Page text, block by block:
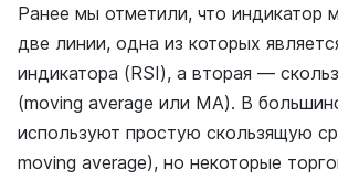
Ранее мы отметили, что индикатор
две линии, одна из которых
индикатора (RSI), а вторая —
(moving average или MA). В
используют простую скользящую
moving average), но некоторые